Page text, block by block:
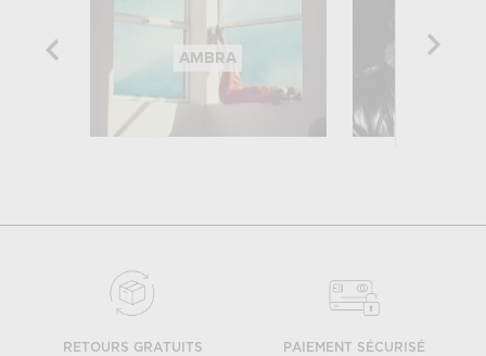
AMBRA
RETOURS GRATUITS PAIEMENT SÉCURISÉ